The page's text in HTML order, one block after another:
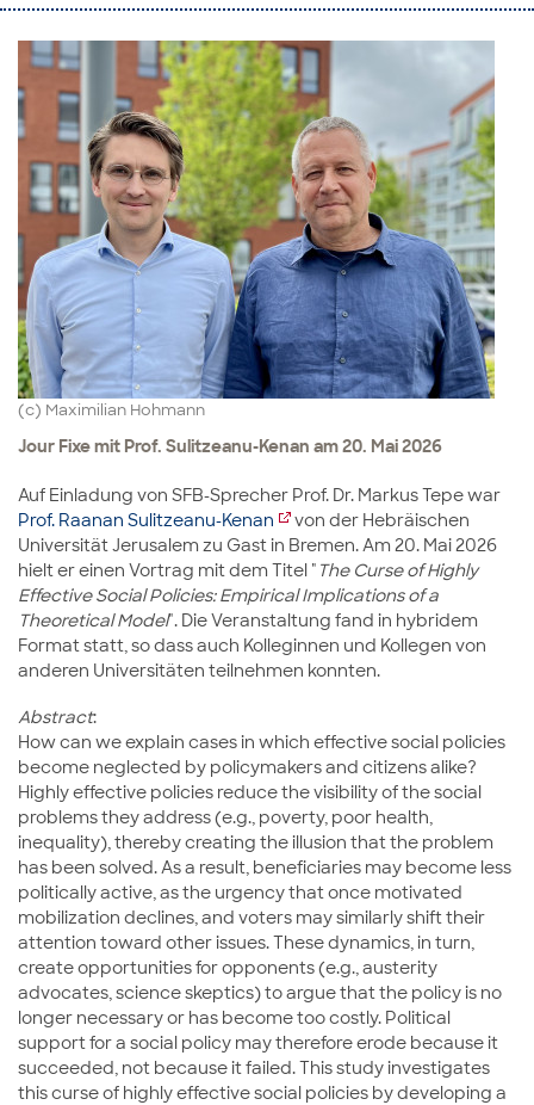
(c) Maximilian Hohmann
Jour Fixe mit Prof. Sulitzeanu-Kenan am 20. Mai 2026
Auf Einladung von SFB-Sprecher Prof. Dr. Markus Tepe war
Prof. Raanan Sulitzeanu-Kenan
von der Hebräischen
Universität Jerusalem zu Gast in Bremen. Am 20. Mai 2026
hielt er einen Vortrag mit dem Titel " The Curse of Highly
Effective Social Policies: Empirical Implications of a
Theoretical Model". Die Veranstaltung fand in hybridem
Format statt, so dass auch Kolleginnen und Kollegen von
anderen Universitäten teilnehmen konnten.
Abstract:
How can we explain cases in which effective social policies
become neglected by policymakers and citizens alike?
Highly effective policies reduce the visibility of the social
problems they address (e.g., poverty, poor health,
inequality), thereby creating the illusion that the problem
has been solved. As a result, beneficiaries may become less
politically active, as the urgency that once motivated
mobilization declines, and voters may similarly shift their
attention toward other issues. These dynamics, in turn,
create opportunities for opponents (e.g., austerity
advocates, science skeptics) to argue that the policy is no
longer necessary or has become too costly. Political
support for a social policy may therefore erode because it
succeeded, not because it failed. This study investigates
this curse of highly effective social policies by developing a